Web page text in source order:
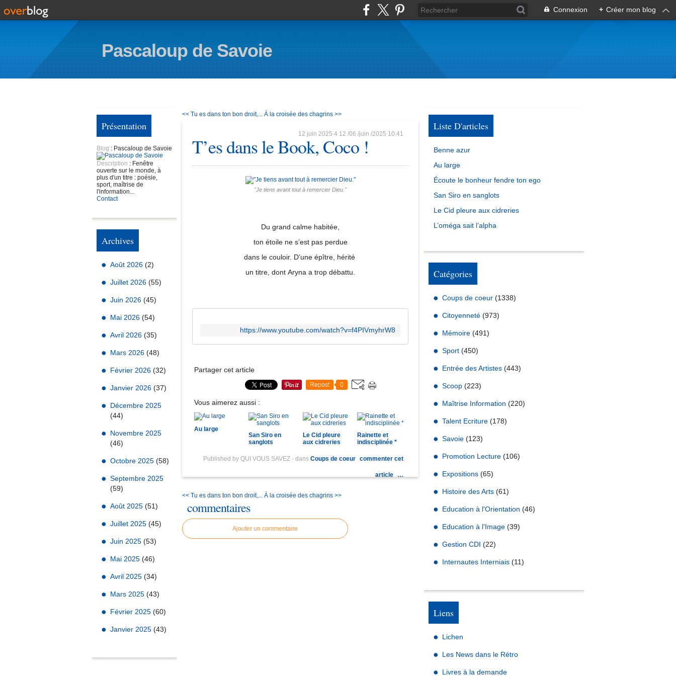
Connexion + Créer mon blog
Pascaloup de Savoie
Présentation
Blog : Pascaloup de Savoie
Description : Fenêtre
ouverte sur le monde, à
plus d'un titre : poésie,
sport, maîtrise de
l'information...
Contact
Archives
Août 2026 (2)
Juillet 2026 (55)
Juin 2026 (45)
Mai 2026 (54)
Avril 2026 (35)
Mars 2026 (48)
Février 2026 (32)
Janvier 2026 (37)
Décembre 2025
(44)
Novembre 2025
(46)
Octobre 2025 (58)
Septembre 2025
(59)
Août 2025 (51)
Juillet 2025 (45)
Juin 2025 (53)
Mai 2025 (46)
Avril 2025 (34)
Mars 2025 (43)
Février 2025 (60)
Janvier 2025 (43)
<< Tu es dans ton bon droit,... À la croisée des chagrins >>
12 juin 2025 4 12 /06 /juin /2025 10:41
T’es dans le Book, Coco !
"Je tiens avant tout à remercier Dieu."
Du grand calme habitée,
ton étoile ne s’est pas perdue
dans le couloir. D’une épître, hérité
un titre, dont Aryna a trop débattu.
https://www.youtube.com/watch?v=f4PIVmyhrW8
Partager cet article
Repost 0
Vous aimerez aussi :
Au large
San Siro en
sanglots
Le Cid pleure
aux cidreries
Rainette et
indisciplinée *
Published by QUI VOUS SAVEZ - dans Coups de coeur commenter cet
article …
<< Tu es dans ton bon droit,... À la croisée des chagrins >>
commentaires
Ajouter un commentaire
Liste D'articles
Benne azur
Au large
Écoute le bonheur fendre ton ego
San Siro en sanglots
Le Cid pleure aux cidreries
L’oméga sait l’alpha
Catégories
Coups de coeur (1338)
Citoyenneté (973)
Mémoire (491)
Sport (450)
Entrée des Artistes (443)
Scoop (223)
Maîtrise Information (220)
Talent Ecriture (178)
Savoie (123)
Promotion Lecture (106)
Expositions (65)
Histoire des Arts (61)
Education à l'Orientation (46)
Education à l'Image (39)
Gestion CDI (22)
Internautes Interniais (11)
Liens
Lichen
Les News dans le Rétro
Livres à la demande